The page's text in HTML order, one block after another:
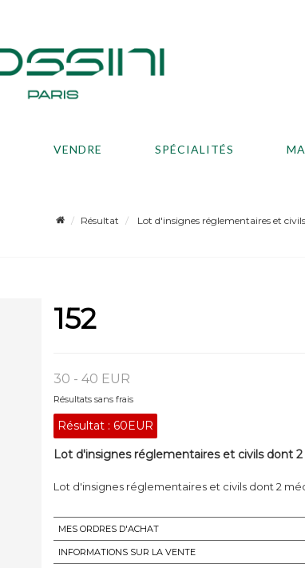
VENDRE SPÉCIALITÉS
Résultat Lot d'insignes réglementaires et
152
30 - 40 EUR
Résultats sans frais
Résultat : 60EUR
Lot d'insignes réglementaires et civils dont 2
Lot d'insignes réglementaires et civils dont 2
MES ORDRES D'ACHAT
INFORMATIONS SUR LA VENTE